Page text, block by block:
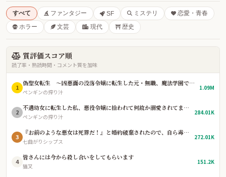
すべて ファンタジー SF ミステリ
恋愛・青春
ホラー
文芸 現代 歴史
質評価スコア順
読了率・熟読時間・コメント質を加味
1
偽聖女転生 〜凶悪面の没落令嬢に転生した元・無職、魔法学園で平穏を望むも、「真の聖女」として崇拝されている件〜
ペンギンの搾り汁
1.09M
2
不遇幼女に転生した私、悪役令嬢に拾われて何故か溺愛されてます 〜貴族生活楽しい！〜
ペンギンの搾り汁
284.01K
3
『お前のような悪女は死罪だ！』と婚約破棄されたので、自ら毒杯を仰ぎました。〜三年後、辺境で薬師としてスローライフを満喫していたら、なぜか国中が私の死を悼み、元婚約者の王太子が廃人寸前になっています〜
七曲がりシップス
272.01K
4
皆さんには今から殺し合いをしてもらいます
猫叉
151.2K